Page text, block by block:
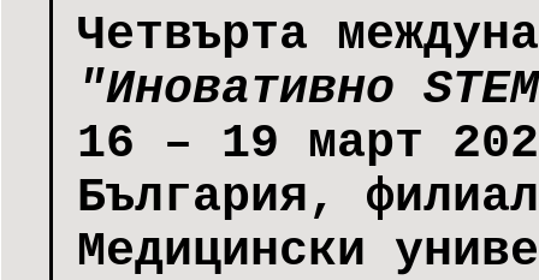
Четвърта
"Иновативно
16 – 19 март
България,
Медицински